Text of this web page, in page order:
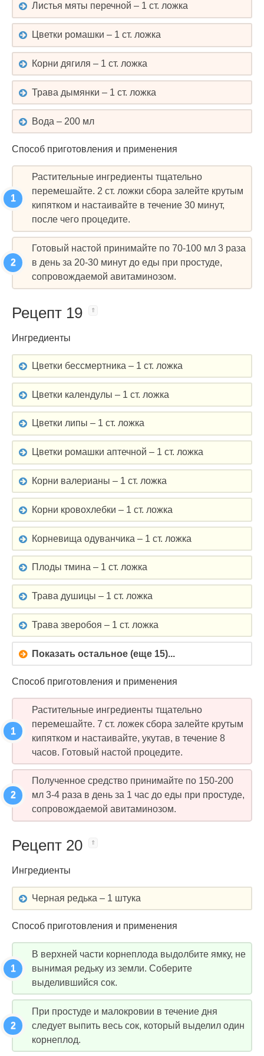
Листья мяты перечной – 1 ст. ложка
Цветки ромашки – 1 ст. ложка
Корни дягиля – 1 ст. ложка
Трава дымянки – 1 ст. ложка
Вода – 200 мл
Способ приготовления и применения
Растительные ингредиенты тщательно
перемешайте. 2 ст. ложки сбора залейте крутым
кипятком и настаивайте в течение 30 минут,
после чего процедите.
Готовый настой принимайте по 70-100 мл 3 раза
в день за 20-30 минут до еды при простуде,
сопровождаемой авитаминозом.
Рецепт 19
Ингредиенты
Цветки бессмертника – 1 ст. ложка
Цветки календулы – 1 ст. ложка
Цветки липы – 1 ст. ложка
Цветки ромашки аптечной – 1 ст. ложка
Корни валерианы – 1 ст. ложка
Корни кровохлебки – 1 ст. ложка
Корневища одуванчика – 1 ст. ложка
Плоды тмина – 1 ст. ложка
Трава душицы – 1 ст. ложка
Трава зверобоя – 1 ст. ложка
Показать остальное (еще 15)...
Способ приготовления и применения
Растительные ингредиенты тщательно
перемешайте. 7 ст. ложек сбора залейте крутым
кипятком и настаивайте, укутав, в течение 8
часов. Готовый настой процедите.
Полученное средство принимайте по 150-200
мл 3-4 раза в день за 1 час до еды при простуде,
сопровождаемой авитаминозом.
Рецепт 20
Ингредиенты
Черная редька – 1 штука
Способ приготовления и применения
В верхней части корнеплода выдолбите ямку, не
вынимая редьку из земли. Соберите
выделившийся сок.
При простуде и малокровии в течение дня
следует выпить весь сок, который выделил один
корнеплод.